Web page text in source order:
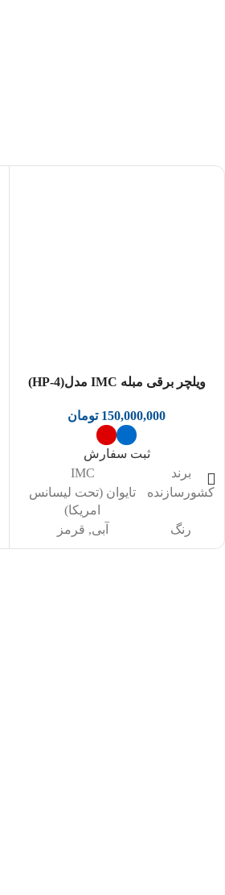
ویلچر برقی مبله IMC مدل(HP-4)
150,000,000 تومان
ثبت سفارش
برند
IMC
کشورسازنده
تایوان (تحت لیسانس
امریکا)
رنگ
آبی, قرمز